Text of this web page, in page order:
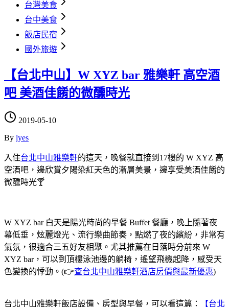
台灣美食
台中美食
飯店民宿
國外旅遊
【台北中山】W XYZ bar 雅樂軒 高空酒
吧 美酒佳餚的微醺時光
2019-05-10
By lyes
入住台北中山雅樂軒的這天，晚餐就直接到17樓的 W XYZ 高
空酒吧，邊欣賞夕陽染紅天色的漸層美景，邊享受美酒佳餚的
微醺時光🍸
W XYZ bar 白天是陽光時尚的早餐 Buffet 餐廳，晚上隨著夜
幕低垂，炫麗燈光、流行樂曲節奏，點燃了夜的繽紛，非常有
氣氛，很適合三五好友相聚。尤其推薦在日落時分前來 W
XYZ bar，可以到頂樓泳池邊的躺椅，遙望飛機起降，感受天
色變換的悸動。(👉查台北中山雅樂軒酒店房價與最新優惠)
台北中山雅樂軒飯店設備、房型與早餐，可以看這篇：
【台北